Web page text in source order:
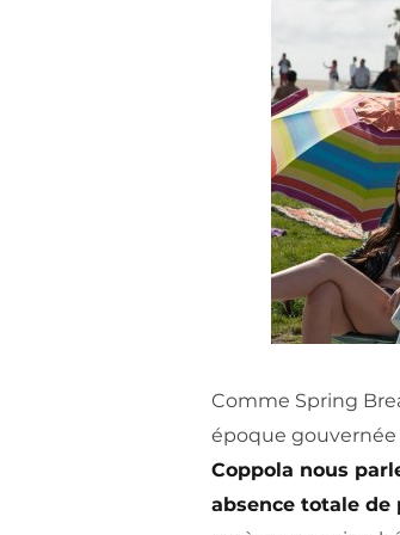
Comme Spring
époque gouvernée
Coppola nous
absence totale